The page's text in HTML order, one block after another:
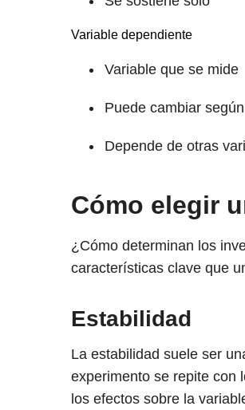
Variable dependiente
Variable que se mide
Puede cambiar
Depende de otras
Cómo elegir
¿Cómo determinan los
características clave que
Estabilidad
La estabilidad suele ser
experimento se repite con
los efectos sobre la